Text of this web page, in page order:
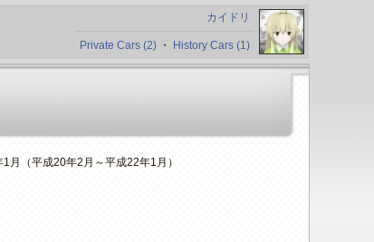
カイドリ
Private Cars (2) ・ History Cars (1)
月（平成20年2月～平成22年1月）